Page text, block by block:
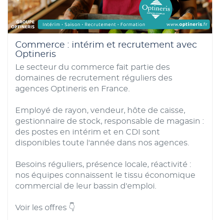
Commerce : intérim et recrutement avec
Optineris
Le secteur du commerce fait partie des
domaines de recrutement réguliers des
agences Optineris en France.
Employé de rayon, vendeur, hôte de caisse,
gestionnaire de stock, responsable de magasin :
des postes en intérim et en CDI sont
disponibles toute l'année dans nos agences.
Besoins réguliers, présence locale, réactivité :
nos équipes connaissent le tissu économique
commercial de leur bassin d'emploi.
Voir les offres 👇